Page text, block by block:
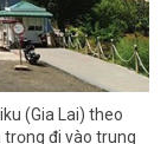
(Gia Lai) theo
trọng đi vào trung